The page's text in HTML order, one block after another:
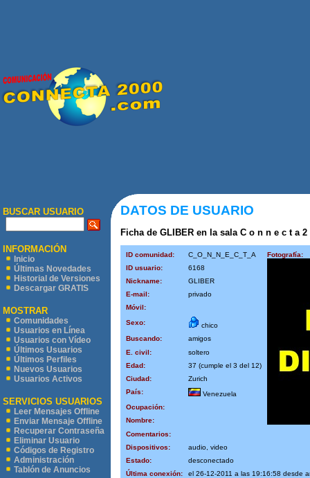
BUSCAR USUARIO
INFORMACIÓN
Inicio
Últimas Novedades
Historial de Versiones
Descargar GRATIS
MOSTRAR
Comunidades
Usuarios en Línea
Usuarios con Vídeo
Últimos Usuarios
Últimos Perfiles
Nuevos Usuarios
Usuarios Activos
SERVICIOS USUARIOS
Leer Mensajes Offline
Enviar Mensaje Offline
Recuperar Contraseña
Eliminar Usuario
Códigos de Registro
Administración
Tablón de Anuncios
DATOS DE USUARIO
Ficha de GLIBER en la sala C o n n e c t a 2
ID comunidad: C_O_N_N_E_C_T_A
Fotografía:
ID usuario:
6168
Nickname:
GLIBER
E-mail:
privado
Móvil:
Sexo:
chico
Buscando:
amigos
E. civil:
soltero
Edad:
37 (cumple el 3 del 12)
Ciudad:
Zurich
País:
Venezuela
Ocupación:
Nombre:
Comentarios:
Dispositivos:
audio, video
Estado:
desconectado
Última conexión:
el 26-12-2011 a las 19:16:58 desde